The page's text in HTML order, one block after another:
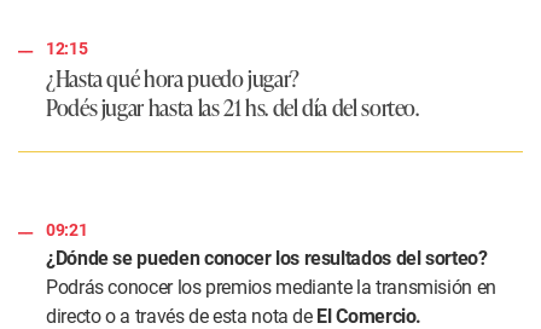
12:15
¿Hasta qué hora puedo jugar?
Podés jugar hasta las 21 hs. del día del sorteo.
09:21
¿Dónde se pueden conocer los resultados del sorteo?
Podrás conocer los premios mediante la transmisión en
directo o a través de esta nota de El Comercio.